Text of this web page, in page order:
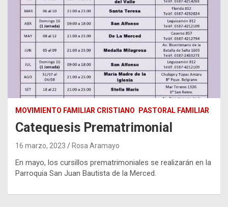
MOVIMIENTO FAMILIAR CRISTIANO PASTORAL FAMILIAR
Catequesis Prematrimonial
16 marzo, 2023 Rosa Aramayo
En mayo, los cursillos prematrimoniales se realizarán en la
Parroquia San Juan Bautista de la Merced.